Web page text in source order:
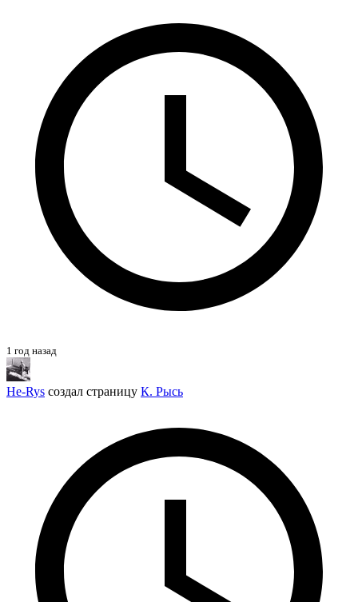
1 год назад
He-Rys создал страницу К. Рысь